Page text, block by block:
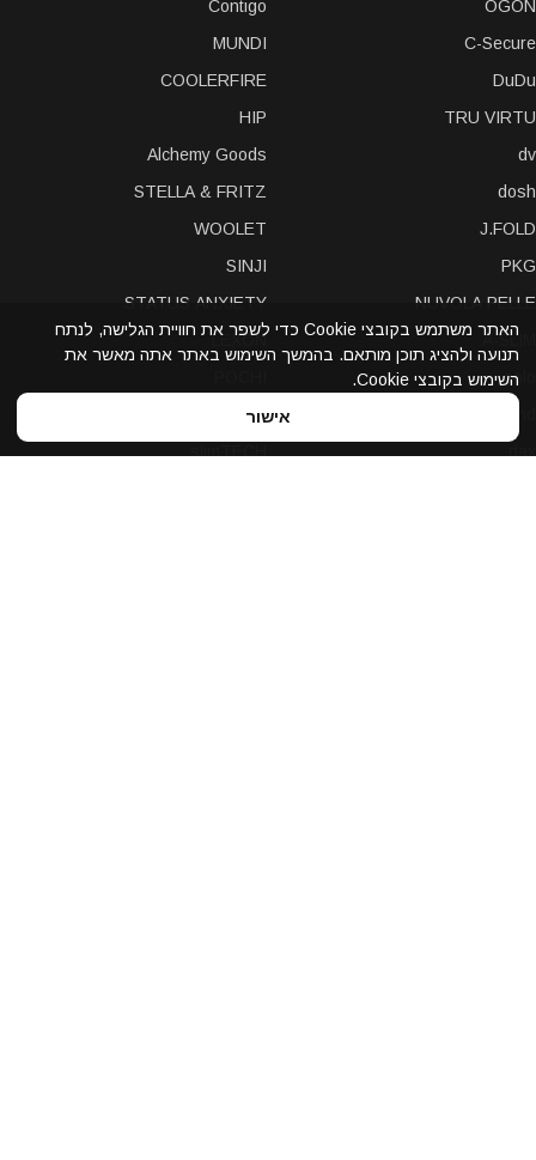
OGON
C-Secure
DuDu
TRU VIRTU
dv
dosh
J.FOLD
PKG
NUVOLA PELLE
A-SLIM
solo
Contigo
MUNDI
COOLERFIRE
HIP
Alchemy Goods
STELLA & FRITZ
WOOLET
SINJI
STATUS ANXIETY
LEXON
Bellroy
האתר משתמש בקובצי Cookie כדי לשפר את חוויית הגלישה, לנתח
תנועה ולהציג תוכן מותאם. בהמשך השימוש באתר אתה מאשר את
השימוש בקובצי Cookie.
אישור